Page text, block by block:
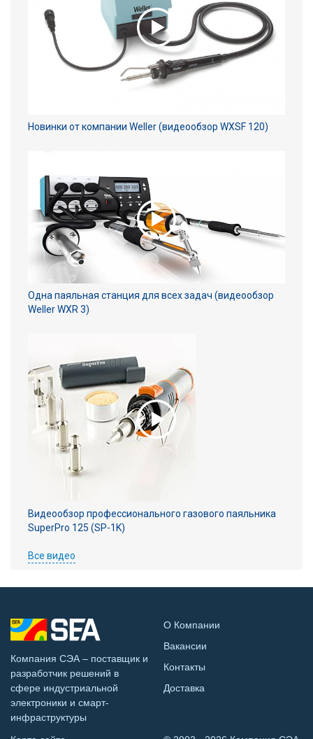
Новинки от компании Weller (видеообзор WXSF 120)
Одна паяльная станция для всех задач (видеообзор
Weller WXR 3)
Видеообзор профессионального газового паяльника
SuperPro 125 (SP-1K)
Все видео
Компания СЭА – поставщик и
разработчик решений в
сфере индустриальной
электроники и смарт-
инфраструктуры
О Компании
Вакансии
Контакты
Доставка